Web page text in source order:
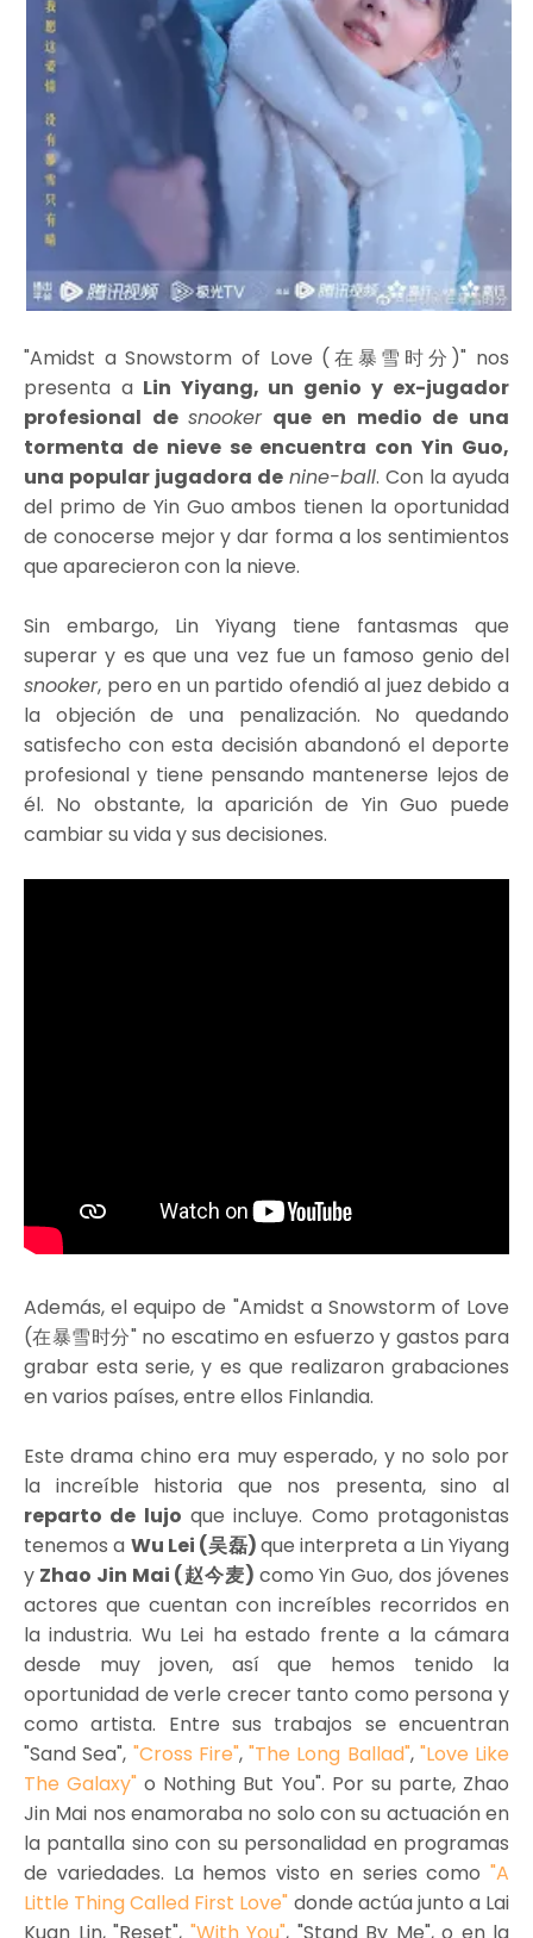
"Amidst a Snowstorm of Love (在暴雪时分)" nos
presenta aLin Yiyang, un genio y ex-jugador
profesional desnookerque en medio de una
tormenta de nieve se encuentra con Yin Guo,
una popular jugadora de nine-ball. Con la ayuda
del primo de Yin Guo ambos tienen la oportunidad
de conocerse mejor y dar forma a los sentimientos
que aparecieron con la nieve.
Sin embargo, Lin Yiyang tiene fantasmas que
superar y es que una vez fue un famoso genio del
snooker, pero en un partido ofendió al juez debido a
la objeción de una penalización. No quedando
satisfecho con esta decisión abandonó el deporte
profesional y tiene pensando mantenerse lejos de
él. No obstante, la aparición de Yin Guo puede
cambiar su vida y sus decisiones.
Además, el equipo de "Amidst a Snowstorm of Love
(在暴雪时分" no escatimo en esfuerzo y gastos para
grabar esta serie, y es que realizaron grabaciones
en varios países, entre ellos Finlandia.
Este drama chino era muy esperado, y no solo por
la increíble historia que nos presenta, sino al
reparto de lujo que incluye. Como protagonistas
tenemos a Wu Lei (吴磊)que interpreta a Lin Yiyang
y Zhao Jin Mai (赵今麦) como Yin Guo, dos jóvenes
actores que cuentan con increíbles recorridos en
la industria. Wu Lei ha estado frente a la cámara
desde muy joven, así que hemos tenido la
oportunidad de verle crecer tanto como persona y
como artista. Entre sus trabajos se encuentran
"Sand Sea", "Cross Fire", "The Long Ballad", "Love Like
The Galaxy" o Nothing But You". Por su parte, Zhao
Jin Mai nos enamoraba no solo con su actuación en
la pantalla sino con su personalidad en programas
de variedades. La hemos visto en series como "A
Little Thing Called First Love" donde actúa junto a Lai
Kuan Lin, "Reset", "With You", "Stand By Me", o en la